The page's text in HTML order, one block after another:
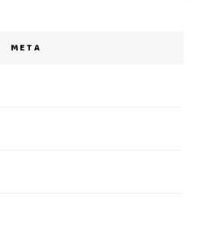
META